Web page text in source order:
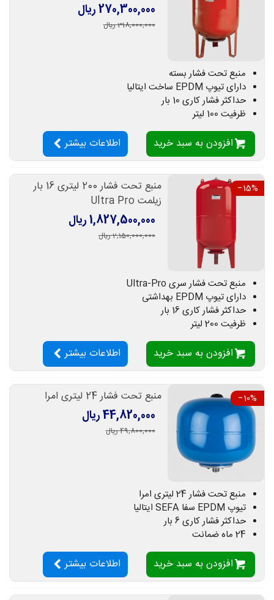
270,300,000 ریال
318,000,000 ریال
منبع تحت فشار بسته
دارای تیوپ EPDM ساخت ایتالیا
حداکثر فشار کاری 10 بار
ظرفیت 100 لیتر
افزودن به سبد خرید اطلاعات بیشتر
‎−15%
منبع تحت فشار 200 لیتری 16 بار
زیلمت Ultra Pro
1,827,500,000 ریال
2,150,000,000 ریال
منبع تحت فشار سری Ultra-Pro
دارای تیوپ EPDM بهداشتی
حداکثر فشار کاری 16 بار
ظرفیت 200 لیتر
افزودن به سبد خرید اطلاعات بیشتر
‎−10% منبع تحت فشار 24 لیتری امرا
44,820,000 ریال
49,800,000 ریال
منبع تحت فشار 24 لیتری امرا
تیوپ EPDM سفا SEFA ایتالیا
حداکثر فشار کاری 6 بار
24 ماه ضمانت
افزودن به سبد خرید اطلاعات بیشتر